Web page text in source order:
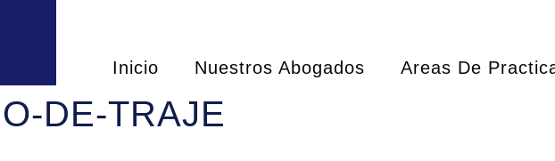
Inicio Nuestros Abogados Areas De
DE-TRAJE